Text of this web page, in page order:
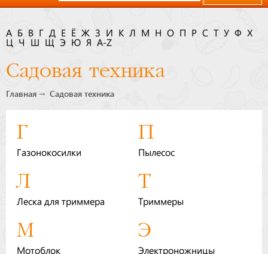
компании
Новости
сейчас
Бренды
Доставка
А Б В Г Д Е Ё Ж З И К Л М Н О П Р С Т У Ф
Х
Ч Э Ю Я A-Z
Садовая техника
Главная Садовая техника
Г
Газонокосилки
Л
Леска для триммера
М
Мотоблок
П
Пылесос
Т
Триммеры
Э
Электроножницы